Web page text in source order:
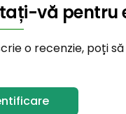
vă pentru
o recenzie, poți